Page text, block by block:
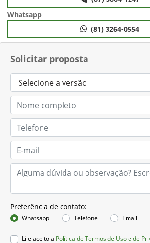
Solicitar proposta
Preferência de contato:
Whatsapp Telefone Email
Li e aceito a Política de Termos de Uso e de
Whatsapp
(81) 3264-0554